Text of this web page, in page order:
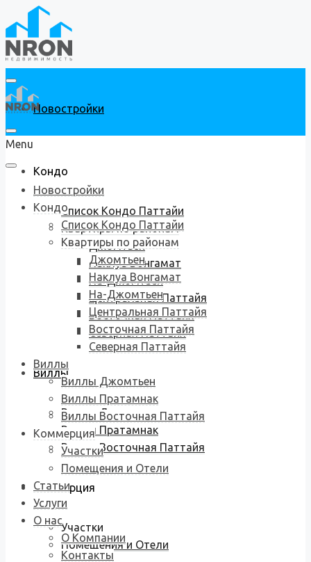
Новостройки
Кондо
Список Кондо Паттайи
Квартиры по районам
Джомтьен
Наклуа Вонгамат
На-Джомтьен
Центральная Паттайя
Восточная Паттайя
Северная Паттайя
Виллы
Виллы Джомтьен
Виллы Пратамнак
Виллы Восточная Паттайя
Коммерция
Участки
Помещения и Отели
Menu
Новостройки
Кондо
Список Кондо Паттайи
Квартиры по районам
Джомтьен
Наклуа Вонгамат
На-Джомтьен
Центральная Паттайя
Восточная Паттайя
Северная Паттайя
Виллы
Виллы Джомтьен
Виллы Пратамнак
Виллы Восточная Паттайя
Коммерция
Участки
Помещения и Отели
Статьи
Услуги
О нас
О Компании
Контакты